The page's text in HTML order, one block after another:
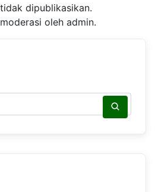
dipublikasikan.
oleh admin.